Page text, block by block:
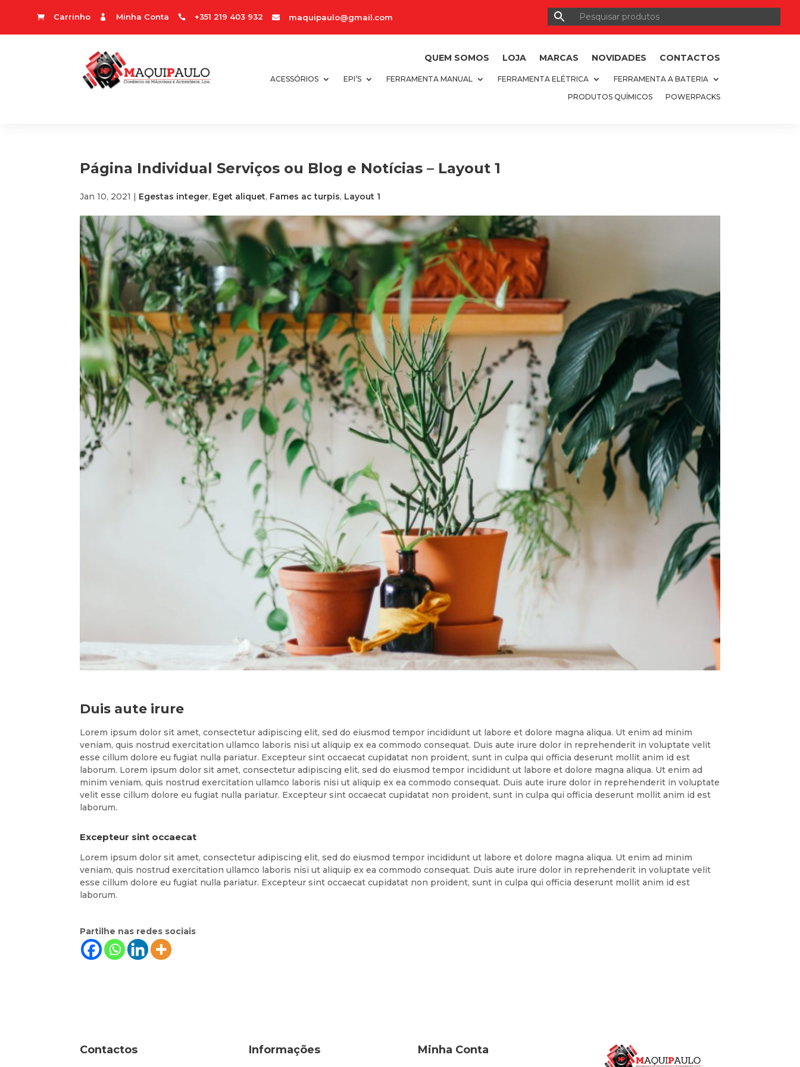
 Carrinho  Minha Conta  +351 219 403 932  maquipaulo@gmail.com
QUEM SOMOS LOJA MARCAS NOVIDADES CONTACTOS
ACESSÓRIOS EPI’S FERRAMENTA MANUAL FERRAMENTA ELÉTRICA
FERRAMENTA A BATERIA
PRODUTOS QUÍMICOS
POWERPACKS
Página Individual Serviços ou Blog e Notícias – Layout 1
Jan 10, 2021 | Egestas integer, Eget aliquet, Fames ac turpis, Layout 1
Duis aute irure
Lorem ipsum dolor sit amet, consectetur adipiscing elit, sed do eiusmod tempor incididunt ut labore et dolore magna aliqua. Ut enim ad minim
veniam, quis nostrud exercitation ullamco laboris nisi ut aliquip ex ea commodo consequat. Duis aute irure dolor in reprehenderit in voluptate velit
esse cillum dolore eu fugiat nulla pariatur. Excepteur sint occaecat cupidatat non proident, sunt in culpa qui officia deserunt mollit anim id est
laborum. Lorem ipsum dolor sit amet, consectetur adipiscing elit, sed do eiusmod tempor incididunt ut labore et dolore magna aliqua. Ut enim ad
minim veniam, quis nostrud exercitation ullamco laboris nisi ut aliquip ex ea commodo consequat. Duis aute irure dolor in reprehenderit in voluptate
velit esse cillum dolore eu fugiat nulla pariatur. Excepteur sint occaecat cupidatat non proident, sunt in culpa qui officia deserunt mollit anim id est
laborum.
Excepteur sint occaecat
Lorem ipsum dolor sit amet, consectetur adipiscing elit, sed do eiusmod tempor incididunt ut labore et dolore magna aliqua. Ut enim ad minim
veniam, quis nostrud exercitation ullamco laboris nisi ut aliquip ex ea commodo consequat. Duis aute irure dolor in reprehenderit in voluptate velit
esse cillum dolore eu fugiat nulla pariatur. Excepteur sint occaecat cupidatat non proident, sunt in culpa qui officia deserunt mollit anim id est
laborum.
Partilhe nas redes sociais
Contactos Informações Minha Conta